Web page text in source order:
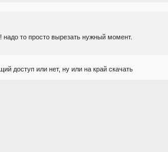
то просто вырезать нужный момент.
доступ или нет, ну или на край скачать